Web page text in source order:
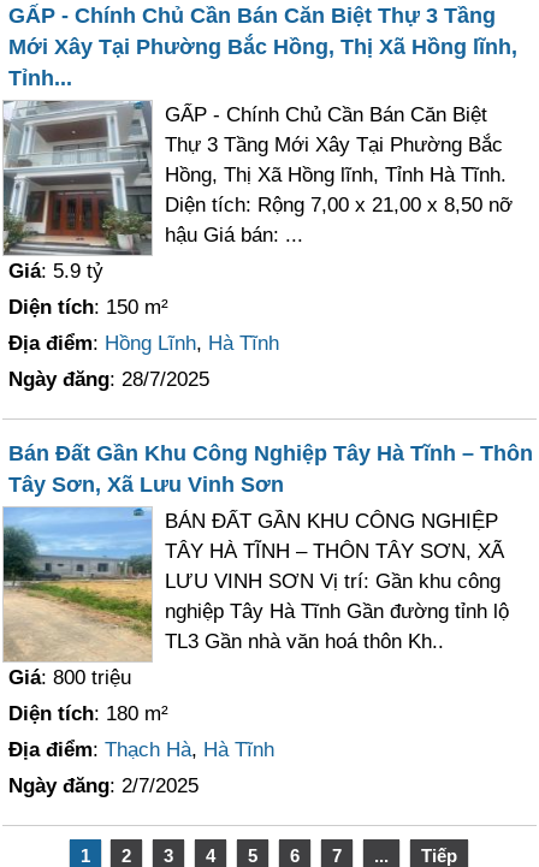
GẤP - Chính Chủ Cần Bán Căn Biệt Thự 3 Tầng
Mới Xây Tại Phường Bắc Hồng, Thị Xã Hồng lĩnh,
Tỉnh...
GẤP - Chính Chủ Cần Bán Căn Biệt
Thự 3 Tầng Mới Xây Tại Phường Bắc
Hồng, Thị Xã Hồng lĩnh, Tỉnh Hà Tĩnh.
Diện tích: Rộng 7,00 x 21,00 x 8,50 nỡ
hậu Giá bán: ...
Giá: 5.9 tỷ
Diện tích: 150 m²
Địa điểm: Hồng Lĩnh, Hà Tĩnh
Ngày đăng: 28/7/2025
Bán Đất Gần Khu Công Nghiệp Tây Hà Tĩnh – Thôn
Tây Sơn, Xã Lưu Vinh Sơn
BÁN ĐẤT GẦN KHU CÔNG NGHIỆP
TÂY HÀ TĨNH – THÔN TÂY SƠN, XÃ
LƯU VINH SƠN Vị trí: Gần khu công
nghiệp Tây Hà Tĩnh Gần đường tỉnh lộ
TL3 Gần nhà văn hoá thôn Kh..
Giá: 800 triệu
Diện tích: 180 m²
Địa điểm:Thạch Hà, Hà Tĩnh
Ngày đăng: 2/7/2025
1 2 3 4 5 6 7 ... Tiếp